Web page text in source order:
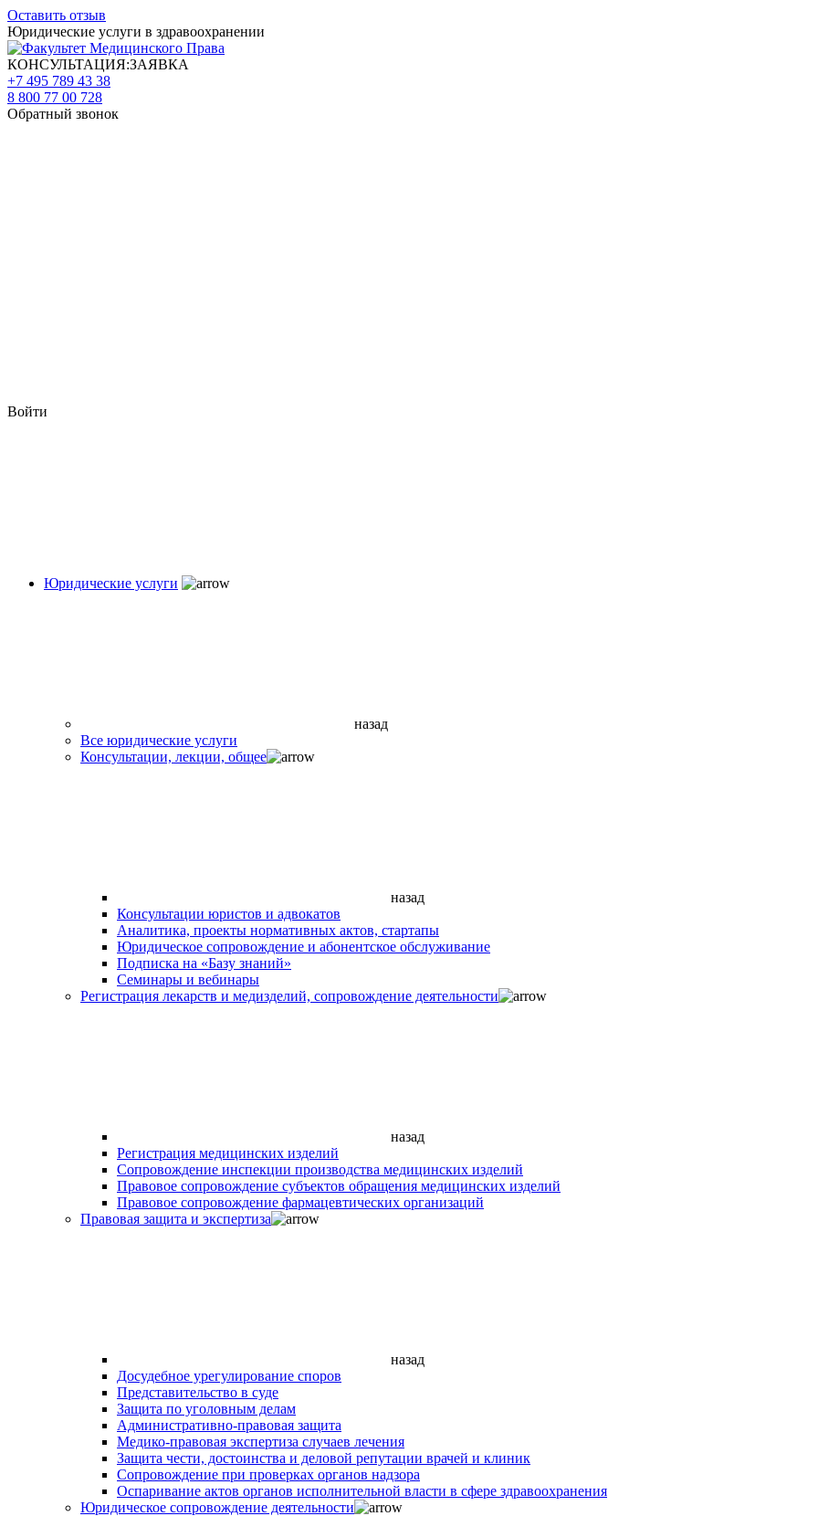
Оставить отзыв
Юридические услуги в здравоохранении
КОНСУЛЬТАЦИЯ:ЗАЯВКА
+7 495 789 43 38
8 800 77 00 728
Обратный звонок
Войти
Юридические услуги
назад
Все юридические услуги
Консультации, лекции, общее
назад
Консультации юристов и адвокатов
Аналитика, проекты нормативных актов, стартапы
Юридическое сопровождение и абонентское обслуживание
Подписка на «Базу знаний»
Семинары и вебинары
Регистрация лекарств и медизделий, сопровождение деятельности
назад
Регистрация медицинских изделий
Сопровождение инспекции производства медицинских изделий
Правовое сопровождение субъектов обращения медицинских изделий
Правовое сопровождение фармацевтических организаций
Правовая защита и экспертиза
назад
Досудебное урегулирование споров
Представительство в суде
Защита по уголовным делам
Административно-правовая защита
Медико-правовая экспертиза случаев лечения
Защита чести, достоинства и деловой репутации врачей и клиник
Сопровождение при проверках органов надзора
Оспаривание актов органов исполнительной власти в сфере здравоохранения
Юридическое сопровождение деятельности